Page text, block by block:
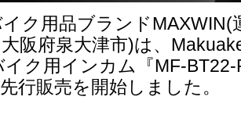
ク用品ブランドMAXWIN(
阪府泉大津市)は、
ク用インカム『MF-
行販売を開始しました。